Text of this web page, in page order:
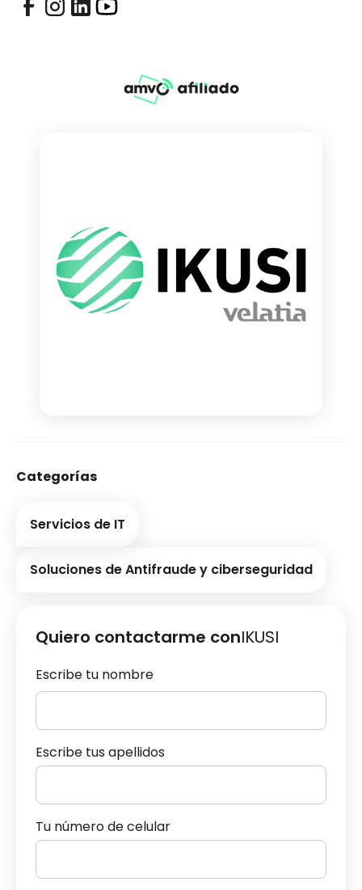
Categorías
Servicios de IT
Soluciones de Antifraude y ciberseguridad
Quiero contactarme conIKUSI
Escribe tu nombre
Escribe tus apellidos
Tu número de celular